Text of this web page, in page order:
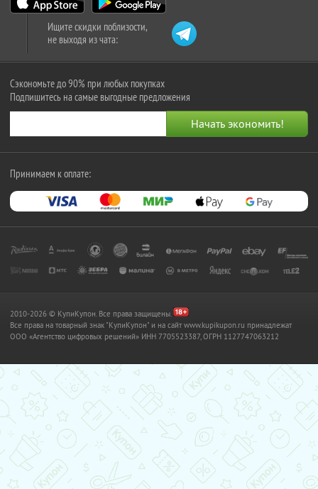
Ищите скидки поблизости,
не выходя из чата:
Сэкономьте до 90% при любых покупках
Подпишитесь на самые выгодные предложения
Принимаем к оплате:
2010-2026 © КупиКупон. Все права защищены.
Все права на товарный знак "КупиКупон" и на сайт www.kupikupon.ru принадлежат
OOO «Агентство цифровых решений» ИНН 7705523387, ОГРН 1127747063212